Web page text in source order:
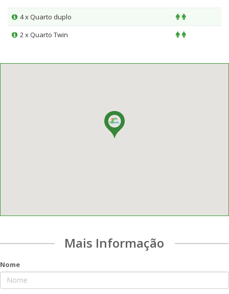
4 x Quarto duplo
2 x Quarto Twin
Mais Informação
Nome